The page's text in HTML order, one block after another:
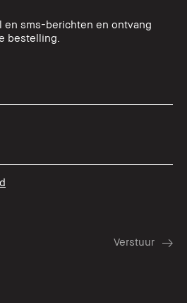
en sms-berichten en ontvang
bestelling.